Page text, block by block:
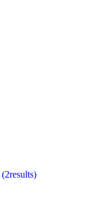
(2results)